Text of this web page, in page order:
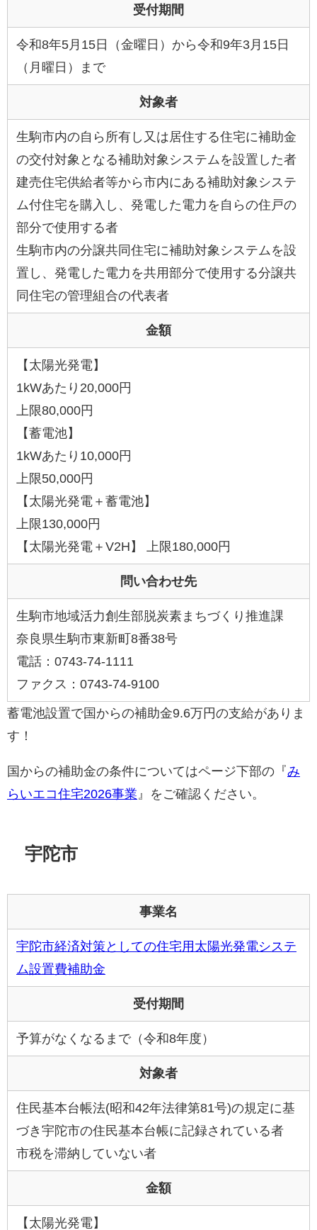
受付期間
令和8年5月15日（金曜日）から令和9年3月15日
（月曜日）まで
対象者
生駒市内の自ら所有し又は居住する住宅に補助金
の交付対象となる補助対象システムを設置した者
建売住宅供給者等から市内にある補助対象システ
ム付住宅を購入し、発電した電力を自らの住戸の
部分で使用する者
生駒市内の分譲共同住宅に補助対象システムを設
置し、発電した電力を共用部分で使用する分譲共
同住宅の管理組合の代表者
金額
【太陽光発電】
1kWあたり20,000円
上限80,000円
【蓄電池】
1kWあたり10,000円
上限50,000円
【太陽光発電＋蓄電池】
上限130,000円
【太陽光発電＋V2H】 上限180,000円
問い合わせ先
生駒市地域活力創生部脱炭素まちづくり推進課
奈良県生駒市東新町8番38号
電話：0743-74-1111
ファクス：0743-74-9100
蓄電池設置で国からの補助金9.6万円の支給がありま
す！
国からの補助金の条件についてはページ下部の『み
らいエコ住宅2026事業 』をご確認ください。
宇陀市
事業名
宇陀市経済対策としての住宅用太陽光発電システ
ム設置費補助金
受付期間
予算がなくなるまで（令和8年度）
対象者
住民基本台帳法(昭和42年法律第81号)の規定に基
づき宇陀市の住民基本台帳に記録されている者
市税を滞納していない者
金額
【太陽光発電】